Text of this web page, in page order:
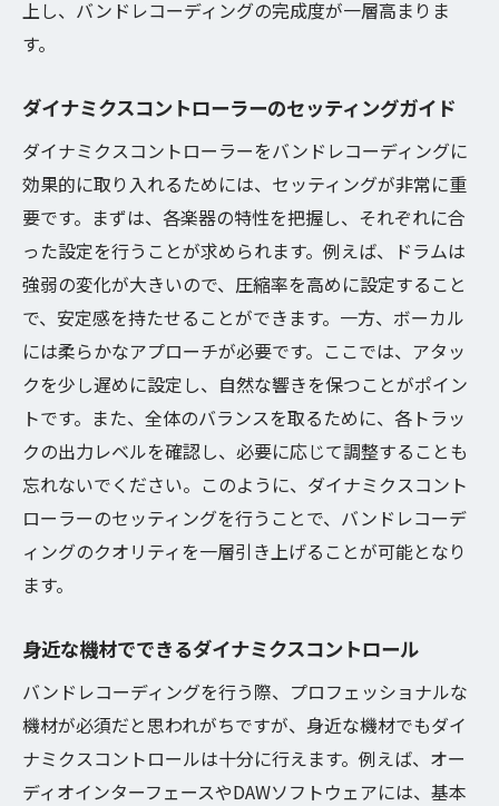
上し、バンドレコーディングの完成度が一層高まりま
す。
ダイナミクスコントローラーのセッティングガイド
ダイナミクスコントローラーをバンドレコーディングに
効果的に取り入れるためには、セッティングが非常に重
要です。まずは、各楽器の特性を把握し、それぞれに合
った設定を行うことが求められます。例えば、ドラムは
強弱の変化が大きいので、圧縮率を高めに設定すること
で、安定感を持たせることができます。一方、ボーカル
には柔らかなアプローチが必要です。ここでは、アタッ
クを少し遅めに設定し、自然な響きを保つことがポイン
トです。また、全体のバランスを取るために、各トラッ
クの出力レベルを確認し、必要に応じて調整することも
忘れないでください。このように、ダイナミクスコント
ローラーのセッティングを行うことで、バンドレコーデ
ィングのクオリティを一層引き上げることが可能となり
ます。
身近な機材でできるダイナミクスコントロール
バンドレコーディングを行う際、プロフェッショナルな
機材が必須だと思われがちですが、身近な機材でもダイ
ナミクスコントロールは十分に行えます。例えば、オー
ディオインターフェースやDAWソフトウェアには、基本